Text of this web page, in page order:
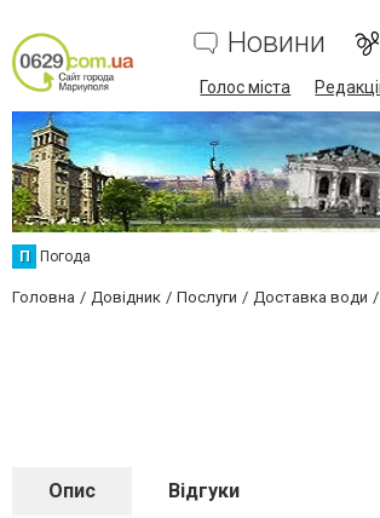
Новини
Голос міста
П Погода
Головна Довідник Послуги Доставка води
Опис Відгуки